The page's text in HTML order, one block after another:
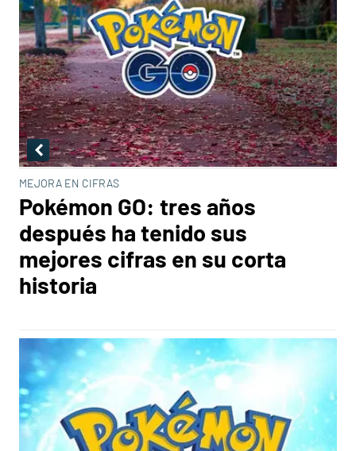
MEJORA EN CIFRAS
Pokémon GO: tres años
después ha tenido sus
mejores cifras en su corta
historia